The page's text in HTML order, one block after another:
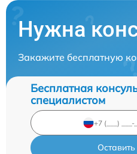
Нужна
Закажите бесплатную
Бесплатная
специалистом